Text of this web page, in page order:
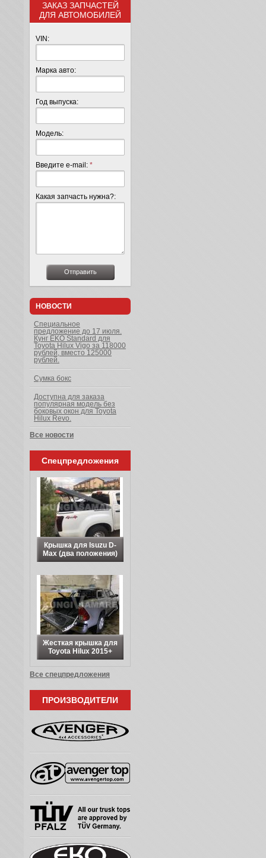
ЗАКАЗ ЗАПЧАСТЕЙ
ДЛЯ АВТОМОБИЛЕЙ
VIN:
Марка авто:
Год выпуска:
Модель:
Введите e-mail: *
Какая запчасть нужна?:
НОВОСТИ
Специальное
предложение до 17 июля.
Кунг EKO Standard для
Toyota Hilux Vigo за 118000
рублей, вместо 125000
рублей.
Сумка бокс
Доступна для заказа
популярная модель без
боковых окон для Toyota
Hilux Revo.
Все новости
Спецпредложения
Крышка для Isuzu D-
Max (два положения)
Жесткая крышка для
Toyota Hilux 2015+
Все спецпредложения
ПРОИЗВОДИТЕЛИ